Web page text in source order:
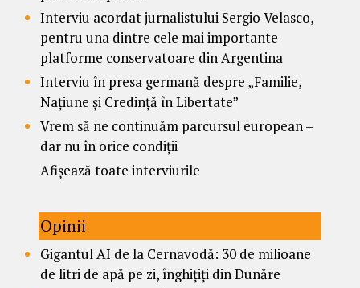
Interviu acordat jurnalistului Sergio Velasco,
pentru una dintre cele mai importante
platforme conservatoare din Argentina
Interviu în presa germană despre „Familie,
Națiune și Credință în Libertate”
Vrem să ne continuăm parcursul european –
dar nu în orice condiții
Afișează toate interviurile
Opinii
Gigantul AI de la Cernavodă: 30 de milioane
de litri de apă pe zi, înghițiți din Dunăre